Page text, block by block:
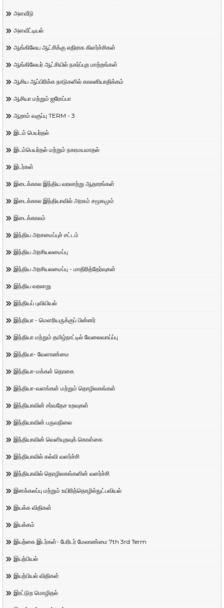
அளவீடு
அளவீட்டியல்
ஆங்கிலேய ஆட்சிக்கு எதிராக கிளர்ச்சிகள்
ஆங்கிலேயர் ஆட்சியில் நகர்ப்புற மாற்றங்கள்
ஆசிய ஆப்பிரிக்க நாடுகளில் காலனியாதிக்கம்
ஆசியா மற்றும் ஐரோப்பா
ஆறாம் வகுப்பு TERM - 3
இடம் பெயர்தல்
இடம்பெயர்தல் மற்றும் நகரமயமாதல்
இடர்கள்
இடைக்கால இந்திய வரலாற்று ஆதாரங்கள்
இடைக்கால இந்தியாவில் அரசும் சமூகமும்
இடைக்காலம்
இந்திய அரசமைப்புச் சட்டம்
இந்திய அரசியலமைப்பு
இந்திய அரசியலமைப்பு - மாதிரித்தேர்வுகள்
இந்திய வரலாறு
இந்தியப் புவியியல்
இந்தியா - மெளரியருக்குப் பின்னர்
இந்தியா மற்றும் தமிழ்நாட்டில் வேலைவாய்ப்பு
இந்தியா- வேளாண்மை
இந்தியா-மக்கள் தொகை
இந்தியா-வளங்கள் மற்றும் தொழிலகங்கள்
இந்தியாவின் சர்வதேச உறவுகள்
இந்தியாவின் பருவநிலை
இந்தியாவின் வெளியுறவுக் கொள்கை
இந்தியாவில் கல்வி வளர்ச்சி
இந்தியாவில் தொழிலகங்களின் வளர்ச்சி
இனக்கலப்பு மற்றும் உயிரித்தொழில்நுட்பவியல்
இயக்க விதிகள்
இயக்கம்
இயற்கை இடர்கள்- பேரிடர் மேலாண்மை 7th 3rd Term
இயற்பியல்
இயற்பியல் விதிகள்
இரட்டுற மொழிதல்